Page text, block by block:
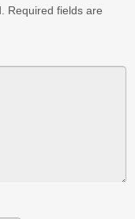
Required fields are